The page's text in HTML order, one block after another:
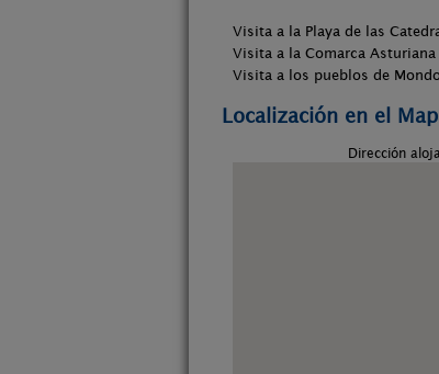
Visita a la Playa de las
Visita a la Comarca
Visita a los pueblos de
Localización en el
Dirección